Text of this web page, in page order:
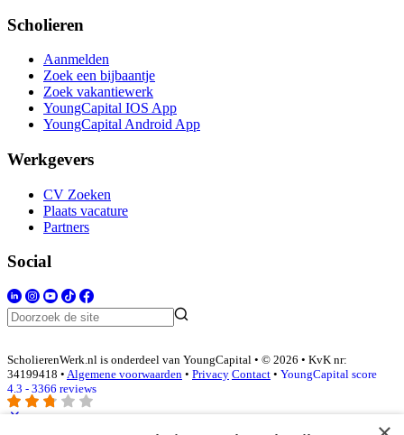
Scholieren
Aanmelden
Zoek een bijbaantje
Zoek vakantiewerk
YoungCapital IOS App
YoungCapital Android App
Werkgevers
CV Zoeken
Plaats vacature
Partners
Social
ScholierenWerk.nl is onderdeel van YoungCapital • © 2026 • KvK nr:
34199418 • Algemene voorwaarden • Privacy Contact • YoungCapital score
4.3 - 3366 reviews